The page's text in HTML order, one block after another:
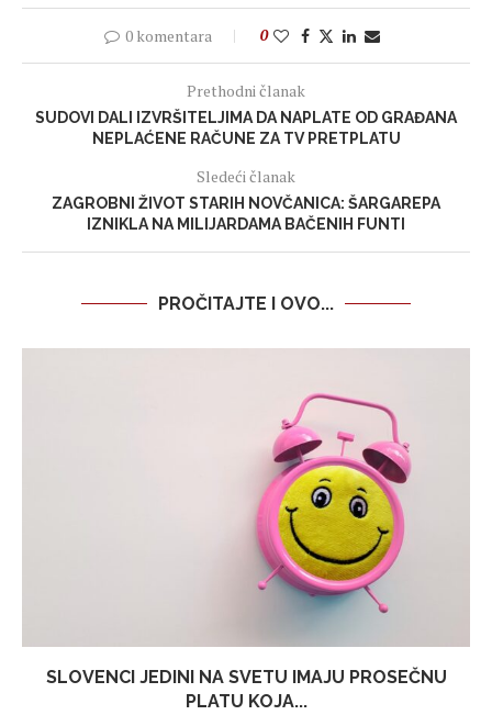
0 komentara 0
Prethodni članak
SUDOVI DALI IZVRŠITELJIMA DA NAPLATE OD GRAĐANA
NEPLAĆENE RAČUNE ZA TV PRETPLATU
Sledeći članak
ZAGROBNI ŽIVOT STARIH NOVČANICA: ŠARGAREPA
IZNIKLA NA MILIJARDAMA BAČENIH FUNTI
PROČITAJTE I OVO...
SLOVENCI JEDINI NA SVETU IMAJU PROSEČNU
PLATU KOJA...